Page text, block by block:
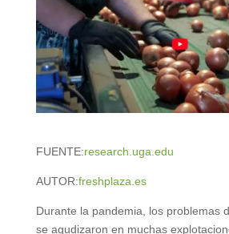
FUENTE:research.uga.edu
AUTOR:freshplaza.es
Durante la pandemia, los problemas
se agudizaron en muchas